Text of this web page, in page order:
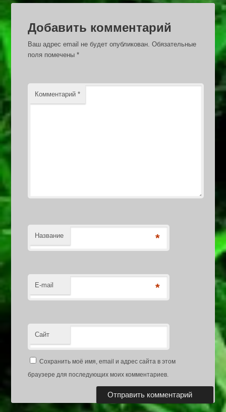
Добавить комментарий
Ваш адрес email не будет опубликован. Обязательные
поля помечены*
Комментарий*
Название *
E-mail *
Сайт
Сохранить моё имя, email и адрес сайта в этом
браузере для последующих моих комментариев.